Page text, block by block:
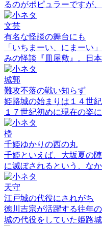
るのがポピュラーですが
文芸
有名な怪談の舞台にも
「いちまーい、にまーい
みの怪談『皿屋敷』。日
城郭
難攻不落の戦い知らず
姫路城の始まりは１４世
１７世紀初めに現在の姿
櫓
千姫ゆかりの西の丸
千姫といえば、大坂夏の
に滅ぼされるという、な
天守
江戸城の代役にされがち
徳川吉宗が活躍する往年
城の代役をしていた姫路